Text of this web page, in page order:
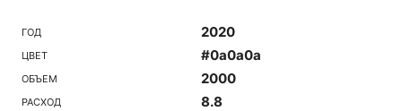
ГОД 2020
ЦВЕТ #0a0a0a
ОБЪЕМ 2000
РАСХОД 8.8